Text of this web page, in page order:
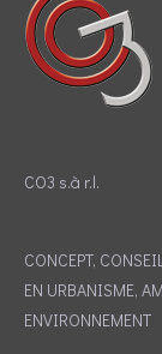
CO3 s.à r.l.
CONCEPT,
EN URBANISME,
ENVIRONNEMENT